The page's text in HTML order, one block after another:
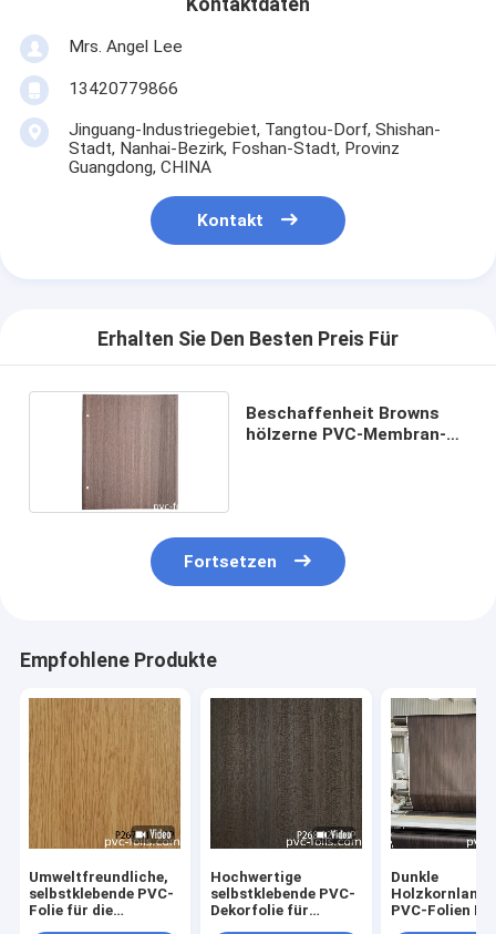
Kontaktdaten
Mrs. Angel Lee
13420779866
Jinguang-Industriegebiet, Tangtou-Dorf, Shishan-
Stadt, Nanhai-Bezirk, Foshan-Stadt, Provinz
Guangdong, CHINA
Kontakt
Erhalten Sie Den Besten Preis Für
Beschaffenheit Browns
hölzerne PVC-Membran-
Fortsetzen
Empfohlene Produkte
Umweltfreundliche,
selbstklebende PVC-
Folie für die
Hochwertige
selbstklebende PVC-
Dekorfolie für
Dunkle
PVC-Folien